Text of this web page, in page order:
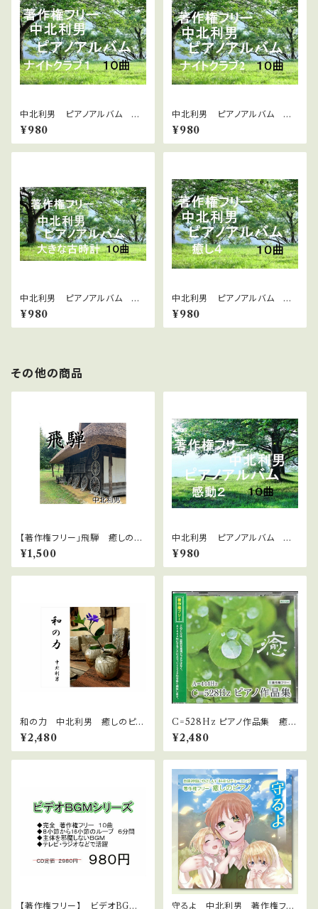
中北利男 ピアノアルバム ナ
イトクラブ１
¥980
中北利男 ピアノアルバム ナ
イトクラブ２
¥980
中北利男 ピアノアルバム 大
きな古時計
¥980
中北利男 ピアノアルバム 癒
し4
¥980
その他の商品
【著作権フリー」飛騨 癒しのピ
アノ８曲 中北利男
¥1,500
中北利男 ピアノアルバム 感
動２
¥980
和の力 中北利男 癒しのピア
ノ 著作権フリー jasrac申請
不要
¥2,480
C=528Hz ピアノ作品集 癒
【著作権フリー】 WAVファイル
¥2,480
【著作権フリー】 ビデオBGM
守るよ 中北利男 著作権フリ